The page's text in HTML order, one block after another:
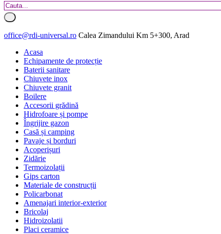
office@rdi-universal.ro Calea Zimandului Km 5+300, Arad
Acasa
Echipamente de protecție
Baterii sanitare
Chiuvete inox
Chiuvete granit
Boilere
Accesorii grădină
Hidrofoare și pompe
Îngrijire gazon
Casă și camping
Pavaje și borduri
Acoperișuri
Zidărie
Termoizolații
Gips carton
Materiale de construcții
Policarbonat
Amenajari interior-exterior
Bricolaj
Hidroizolatii
Placi ceramice